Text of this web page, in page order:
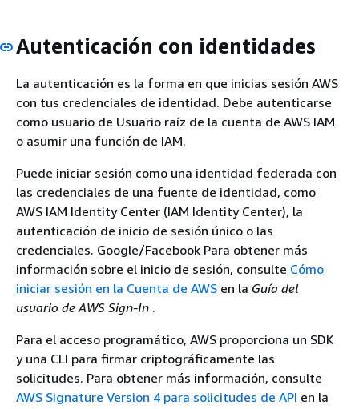
Autenticación con identidades
La autenticación es la forma en que inicias sesión AWS
con tus credenciales de identidad. Debe autenticarse
como usuario de Usuario raíz de la cuenta de AWS IAM
o asumir una función de IAM.
Puede iniciar sesión como una identidad federada con
las credenciales de una fuente de identidad, como
AWS IAM Identity Center (IAM Identity Center), la
autenticación de inicio de sesión único o las
credenciales. Google/Facebook Para obtener más
información sobre el inicio de sesión, consulte Cómo
iniciar sesión en la Cuenta de AWS en la Guía del
usuario de AWS Sign-In .
Para el acceso programático, AWS proporciona un SDK
y una CLI para firmar criptográficamente las
solicitudes. Para obtener más información, consulte
AWS Signature Version 4 para solicitudes de API en la